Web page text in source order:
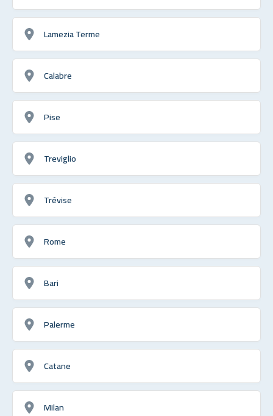
Lamezia Terme
Calabre
Pise
Treviglio
Trévise
Rome
Bari
Palerme
Catane
Milan